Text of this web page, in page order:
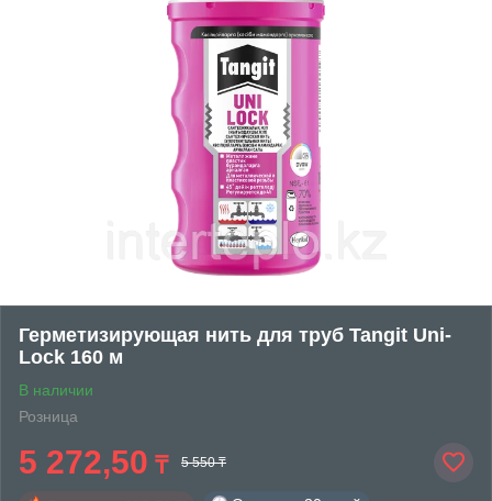
Герметизирующая нить для труб Tangit Uni-
Lock 160 м
В наличии
Розница
5 272,50 ₸ 5 550 ₸